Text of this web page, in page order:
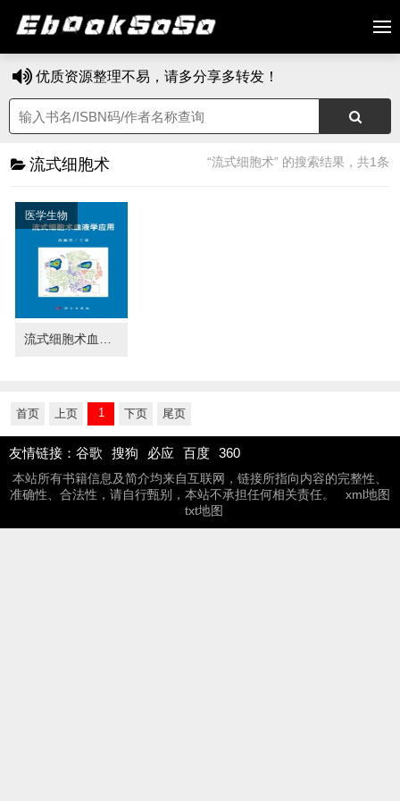
优质资源整理不易，请多分享多转发！
流式细胞术 “流式细胞术” 的搜索结果，共1条
医学生物
首页 上页 1 下页 尾页
友情链接： 谷歌 搜狗 必应 百度 360
本站所有书籍信息及简介均来自互联网，链接所指向内容的完整性、
准确性、合法性，请自行甄别，本站不承担任何相关责任。
xml地图
txt地图